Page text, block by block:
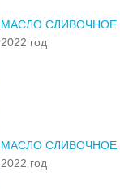
МАСЛО
2022 год
МАСЛО СЛИВОЧНОЕ
2022 год